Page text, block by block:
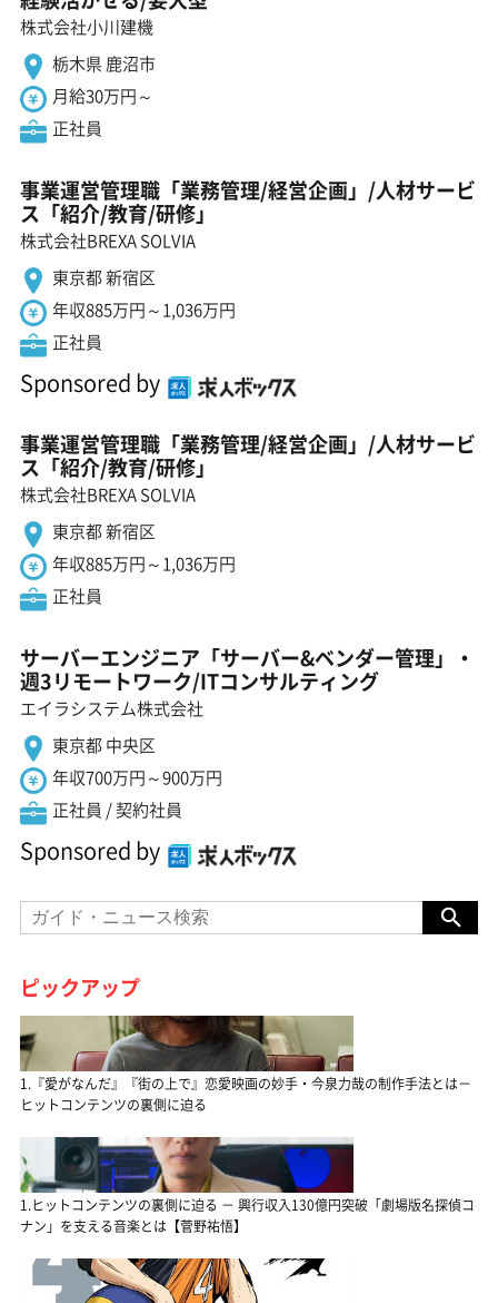
株式会社小川建機
栃木県 鹿沼市
月給30万円～
正社員
事業運営管理職「業務管理/経営企画」/人材サービ
ス「紹介/教育/研修」
株式会社BREXA SOLVIA
東京都 新宿区
年収885万円～1,036万円
正社員
Sponsored by
事業運営管理職「業務管理/経営企画」/人材サービ
ス「紹介/教育/研修」
株式会社BREXA SOLVIA
東京都 新宿区
年収885万円～1,036万円
正社員
サーバーエンジニア「サーバー&ベンダー管理」・
週3リモートワーク/ITコンサルティング
エイラシステム株式会社
東京都 中央区
年収700万円～900万円
正社員 / 契約社員
Sponsored by
ピックアップ
1.『愛がなんだ』『街の上で』恋愛映画の妙手・今泉力哉の制作手法とは－
ヒットコンテンツの裏側に迫る
1.ヒットコンテンツの裏側に迫る － 興行収入130億円突破「劇場版名探偵コ
ナン」を支える音楽とは【菅野祐悟】